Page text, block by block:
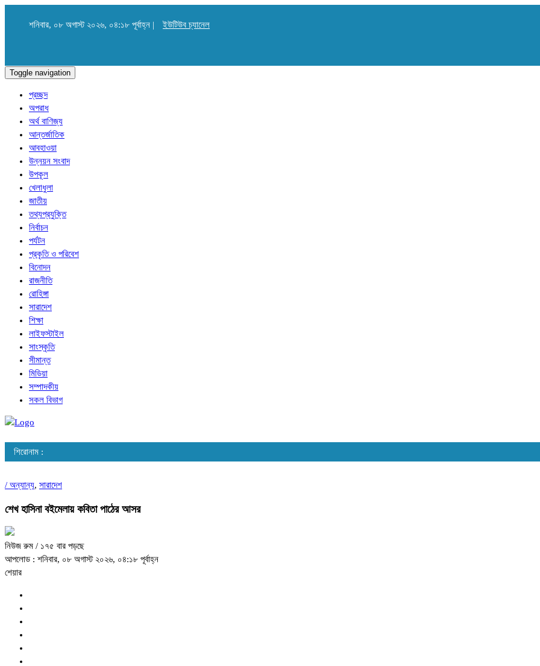
শনিবার, ০৮ অগাস্ট ২০২৬, ০৪:১৮ পূর্বাহ্ন | ইউটিউব চ্যানেল
Toggle navigation
প্রচ্ছদ
অপরাধ
অর্থ বাণিজ্য
আন্তর্জাতিক
আবহাওয়া
উন্নয়ন সংবাদ
উপকূল
খেলাধুলা
জাতীয়
তথ্যপ্রযুক্তি
নির্বাচন
পর্যটন
প্রকৃতি ও পরিবেশ
বিনোদন
রাজনীতি
রোহিঙ্গা
সারাদেশ
শিক্ষা
লাইফস্টাইল
সাংস্কৃতি
সীমান্ত
মিডিয়া
সম্পাদকীয়
সকল বিভাগ
শিরোনাম :
/ অন্যান্য, সারাদেশ
শেখ হাসিনা বইমেলায় কবিতা পাঠের আসর
নিউজ রুম / ১৭৫ বার পড়ছে
আপলোড : শনিবার, ০৮ অগাস্ট ২০২৬, ০৪:১৮ পূর্বাহ্ন
শেয়ার